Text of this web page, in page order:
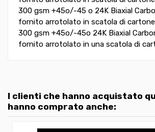
300 gsm +45o/-45 o 24K Biaxial
fornito arrotolato in scatola di cartone
300 gsm +45o/-45o 24K Biaxial
fornito arrotolato in una scatola di
I clienti che hanno acquistato
hanno comprato anche: